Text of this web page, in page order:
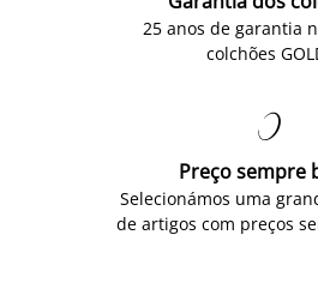
25 anos de garantia
colchões

Preço sempre
Selecionámos uma
de artigos com preços